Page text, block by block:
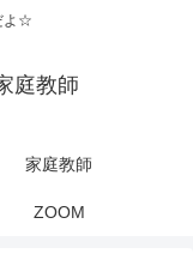
よ☆
庭教師
家庭教師
ZOOM